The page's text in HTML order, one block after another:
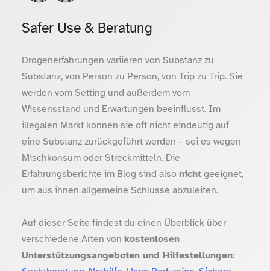
Safer Use & Beratung
Drogenerfahrungen variieren von Substanz zu
Substanz, von Person zu Person, von Trip zu Trip. Sie
werden vom Setting und außerdem vom
Wissensstand und Erwartungen beeinflusst. Im
illegalen Markt können sie oft nicht eindeutig auf
eine Substanz zurückgeführt werden – sei es wegen
Mischkonsum oder Streckmitteln. Die
Erfahrungsberichte im Blog sind also nichtgeeignet,
um aus ihnen allgemeine Schlüsse abzuleiten.
Auf dieser Seite findest du einen Überblick über
verschiedene Arten von kostenlosen
Unterstützungsangeboten und Hilfestellungen: